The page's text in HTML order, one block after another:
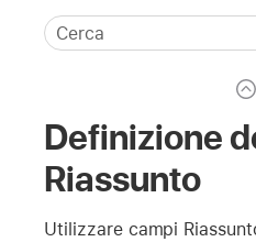
Definizione
Riassunto
Utilizzare campi